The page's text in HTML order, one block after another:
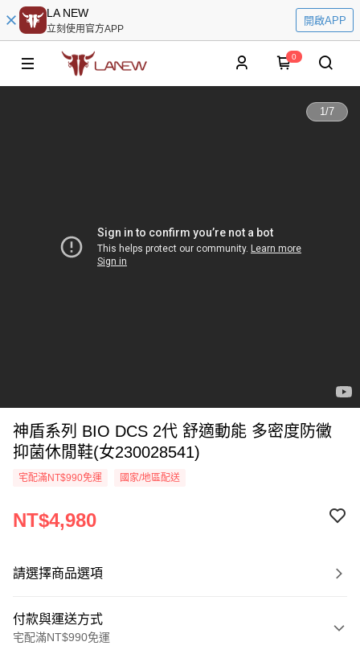
LA NEW
立刻使用官方APP
開啟APP
0
1/7
神盾系列 BIO DCS 2代 舒適動能 多密度防黴
抑菌休閒鞋(女230028541)
宅配滿NT$990免運 國家/地區配送
NT$4,980
請選擇商品選項
付款與運送方式
宅配滿NT$990免運